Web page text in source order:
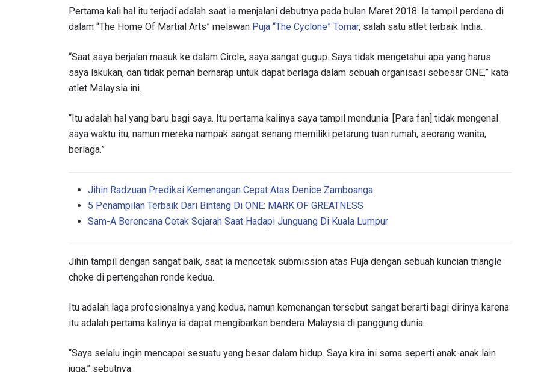
Pertama kali hal itu terjadi adalah saat ia menjalani debutnya pada bulan Maret 2018. Ia tampil perdana di
dalam “The Home Of Martial Arts” melawan Puja “The Cyclone” Tomar, salah satu atlet terbaik India.
“Saat saya berjalan masuk ke dalam Circle, saya sangat gugup. Saya tidak mengetahui apa yang harus
saya lakukan, dan tidak pernah berharap untuk dapat berlaga dalam sebuah organisasi sebesar ONE,” kata
atlet Malaysia ini.
“Itu adalah hal yang baru bagi saya. Itu pertama kalinya saya tampil mendunia. [Para fan] tidak mengenal
saya waktu itu, namun mereka nampak sangat senang memiliki petarung tuan rumah, seorang wanita,
berlaga.”
Jihin Radzuan Prediksi Kemenangan Cepat Atas Denice Zamboanga
5 Penampilan Terbaik Dari Bintang Di ONE: MARK OF GREATNESS
Sam-A Berencana Cetak Sejarah Saat Hadapi Junguang Di Kuala Lumpur
Jihin tampil dengan sangat baik, saat ia mencetak submission atas Puja dengan sebuah kuncian triangle
choke di pertengahan ronde kedua.
Itu adalah laga profesionalnya yang kedua, namun kemenangan tersebut sangat berarti bagi dirinya karena
itu adalah pertama kalinya ia dapat mengibarkan bendera Malaysia di panggung dunia.
“Saya selalu ingin mencapai sesuatu yang besar dalam hidup. Saya kira ini sama seperti anak-anak lain
juga,” sebutnya.
LAWAN
Bawa ONE Championship kemana pun anda pergi! Daftar sekarang untuk
akses ke berita terbaru, tawaran spesial, dan akses awal untuk kursi terbaik di